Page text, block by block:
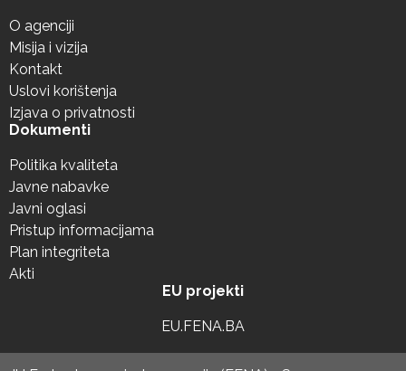
O agenciji
Misija i vizija
Kontakt
Uslovi korištenja
Izjava o privatnosti
Dokumenti
Politika kvaliteta
Javne nabavke
Javni oglasi
Pristup informacijama
Plan integriteta
Akti
EU projekti
EU.FENA.BA